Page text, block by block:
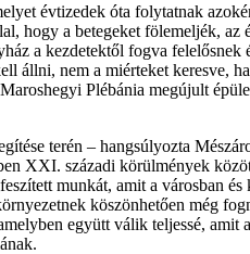
évtizedek óta folytatnak
hogy a betegeket fölemeljék,
a kezdetektől fogva felelősnek
nem a miérteket keresve,
Plébánia megújult
terén – hangsúlyozta
XXI. századi körülmények
munkát, amit a városban
köszönhetően még
együtt válik teljessé, amit